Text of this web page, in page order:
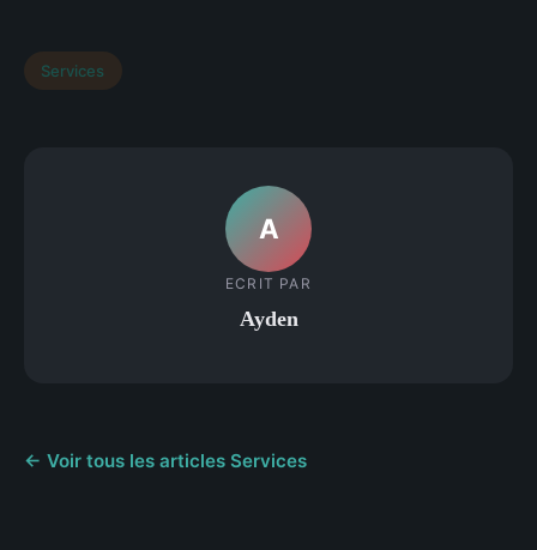
Services
A
ECRIT PAR
Ayden
← Voir tous les articles Services